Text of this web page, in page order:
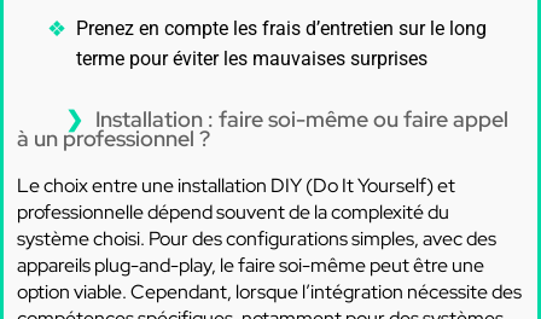
Prenez en compte les frais d’entretien sur le long
terme pour éviter les mauvaises surprises
Installation : faire soi-même ou faire appel
à un professionnel ?
Le choix entre une installation DIY (Do It Yourself) et
professionnelle dépend souvent de la complexité du
système choisi. Pour des configurations simples, avec des
appareils plug-and-play, le faire soi-même peut être une
option viable. Cependant, lorsque l’intégration nécessite des